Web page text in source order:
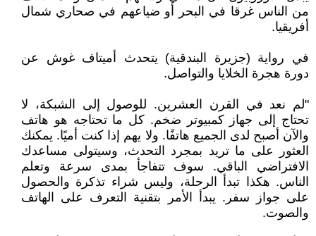
من الناس غرقا في البحر أو ضياعهم في صحاري شمال
أفريقيا.
في رواية (جزيرة البندقية) يتحدث أميتاف غوش عن
دورة هجرة الخلايا والتواصل.
"لم نعد في القرن العشرين. للوصول إلى الشبكة، لا
تحتاج إلى جهاز كمبيوتر ضخم. كل ما تحتاجه هو هاتف
والآن أصبح لدى الجميع هاتفًا. ولا يهم إذا كنت أميًا. يمكنك
العثور على ما تريد بمجرد التحدث، وسيتولى مساعدك
الافتراضي الباقي. سوف تتفاجأ بمدى سرعة وتعلم
الناس. هكذا تبدأ الرحلة، وليس شراء تذكرة والحصول
على جواز سفر. يبدأ الأمر بتقنية التعرف على الهاتف
والصوت.